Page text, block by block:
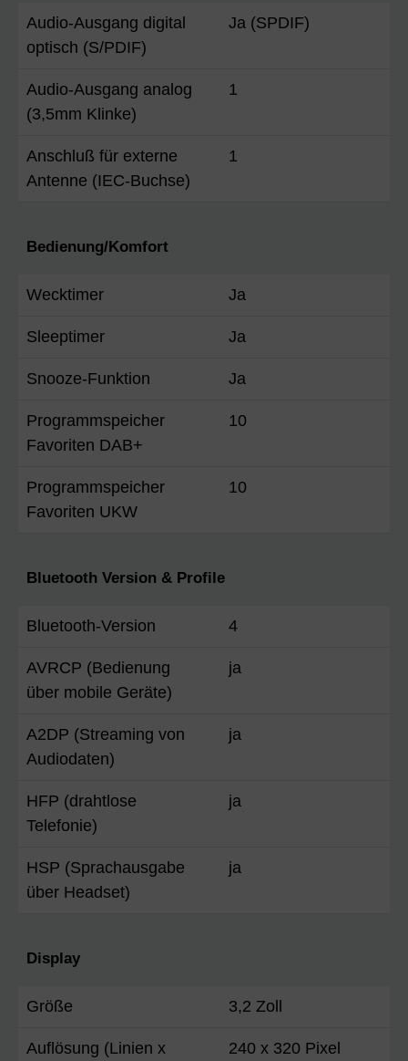
Audio-Ausgang digital
optisch (S/PDIF)
Ja (SPDIF)
Audio-Ausgang analog
(3,5mm Klinke)
1
Anschluß für externe
Antenne (IEC-Buchse)
1
Bedienung/Komfort
Wecktimer Ja
Sleeptimer Ja
Snooze-Funktion Ja
Programmspeicher
Favoriten DAB+
10
Programmspeicher
Favoriten UKW
10
Bluetooth Version & Profile
Bluetooth-Version 4
AVRCP (Bedienung
über mobile Geräte)
ja
A2DP (Streaming von
Audiodaten)
ja
HFP (drahtlose
Telefonie)
ja
HSP (Sprachausgabe
über Headset)
ja
Display
Größe 3,2 Zoll
Auflösung (Linien x 240 x 320 Pixel